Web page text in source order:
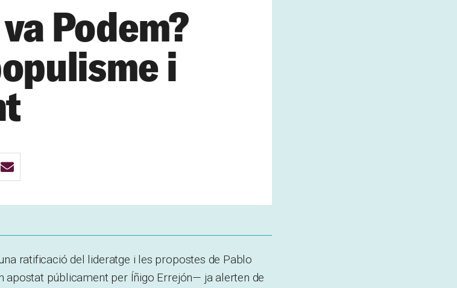
Podem?
i
ratificació del lideratge i les propostes de Pablo
apostat públicament per Íñigo Errejón— ja alerten de